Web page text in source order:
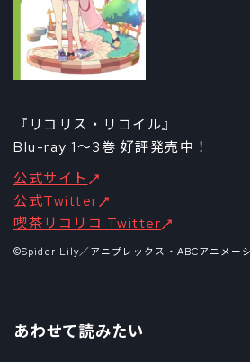
『リコリス・リコイル』
Blu-ray 1～3巻 好評発売中！
公式サイト
公式Twitter
喫茶リコリコ Twitter
©Spider Lily／アニプレックス・ABCアニメーシ
あわせて読みたい